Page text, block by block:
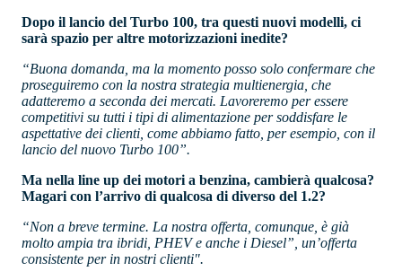
Dopo il lancio del Turbo 100, tra questi nuovi modelli, ci
sarà spazio per altre motorizzazioni inedite?
“Buona domanda, ma la momento posso solo confermare che
proseguiremo con la nostra strategia multienergia, che
adatteremo a seconda dei mercati. Lavoreremo per essere
competitivi su tutti i tipi di alimentazione per soddisfare le
aspettative dei clienti, come abbiamo fatto, per esempio, con il
lancio del nuovo Turbo 100”.
Ma nella line up dei motori a benzina, cambierà qualcosa?
Magari con l’arrivo di qualcosa di diverso del 1.2?
“Non a breve termine. La nostra offerta, comunque, è già
molto ampia tra ibridi, PHEV e anche i Diesel”, un’offerta
consistente per in nostri clienti".